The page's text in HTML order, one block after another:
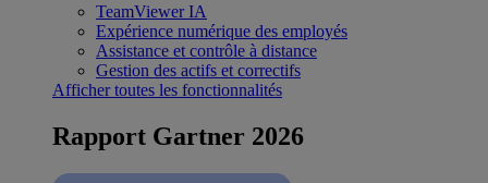
TeamViewer IA
Expérience numérique des employés
Assistance et contrôle à distance
Gestion des actifs et correctifs
Afficher toutes les fonctionnalités
Rapport Gartner 2026